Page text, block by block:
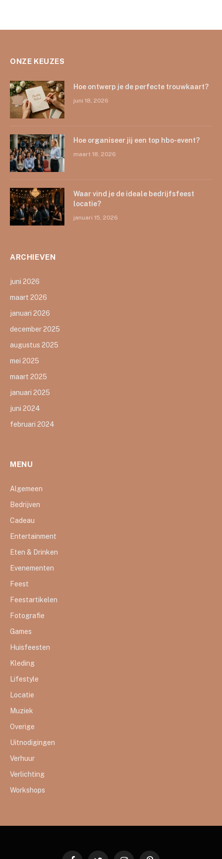
ONZE KEUZES
Hoe ontwerp je de perfecte trouwkaart?
juni 18, 2026
Hoe organiseer jij een top hbo-event?
maart 18, 2026
Waar vind je de ideale bedrijfsfeest
locatie?
januari 15, 2026
ARCHIEVEN
juni 2026
maart 2026
januari 2026
december 2025
augustus 2025
mei 2025
maart 2025
januari 2025
juni 2024
februari 2024
MENU
Algemeen
Bedrijven
Cadeau
Entertainment
Eten & Drinken
Evenementen
Feest
Feestartikelen
Fotografie
Games
Huisfeesten
Kleding
Lifestyle
Locatie
Muziek
Overige
Uitnodigingen
Verhuur
Verlichting
Workshops